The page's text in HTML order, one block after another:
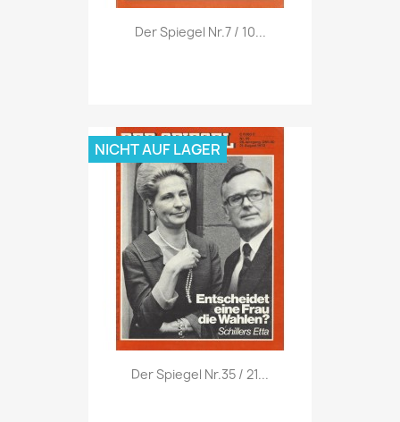
Vorschau
Der Spiegel Nr.7 / 10...
Vorschau
Der Spiegel Nr.35 / 21...
NICHT AUF LAGER